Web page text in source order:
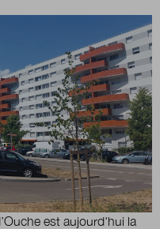
de suivre l'actualité
Twittersur LinkedIn
sur
est aujourd'hui la